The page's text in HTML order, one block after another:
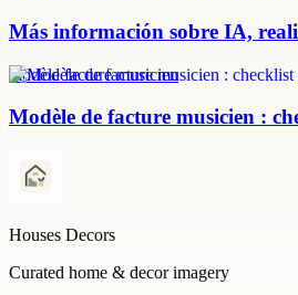
Más información sobre IA,
modèle facture musicien
Modèle de facture musicien :
Houses Decors
Curated home & decor imagery